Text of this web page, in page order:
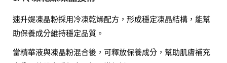
速升媞凍晶粉採用冷凍乾燥配方，形成穩定凍晶結構，能幫
助保養成分維持穩定品質。
當精華液與凍晶粉混合後，可釋放保養成分，幫助肌膚補充